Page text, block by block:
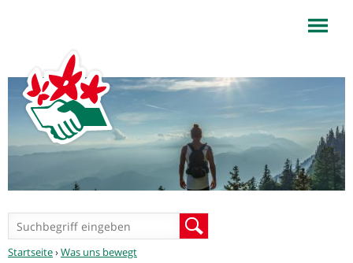
Suchformular
Sie
Startseite›Was uns bewegt